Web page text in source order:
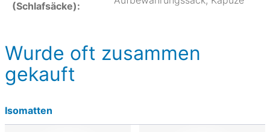
(Schlafsäcke):
Wurde oft zusammen
gekauft
Isomatten